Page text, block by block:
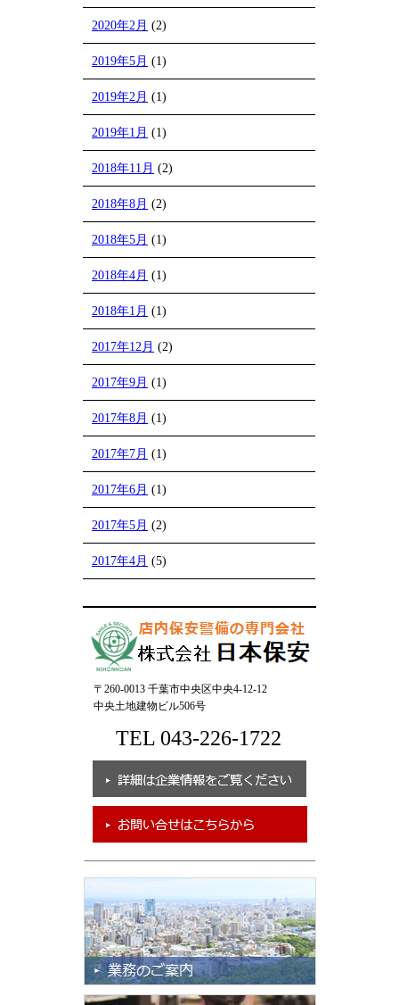
2020年2月 (2)
2019年5月 (1)
2019年2月 (1)
2019年1月 (1)
2018年11月 (2)
2018年8月 (2)
2018年5月 (1)
2018年4月 (1)
2018年1月 (1)
2017年12月 (2)
2017年9月 (1)
2017年8月 (1)
2017年7月 (1)
2017年6月 (1)
2017年5月 (2)
2017年4月 (5)
〒260-0013 千葉市中央区中央4-12-12
中央土地建物ビル506号
TEL 043-226-1722